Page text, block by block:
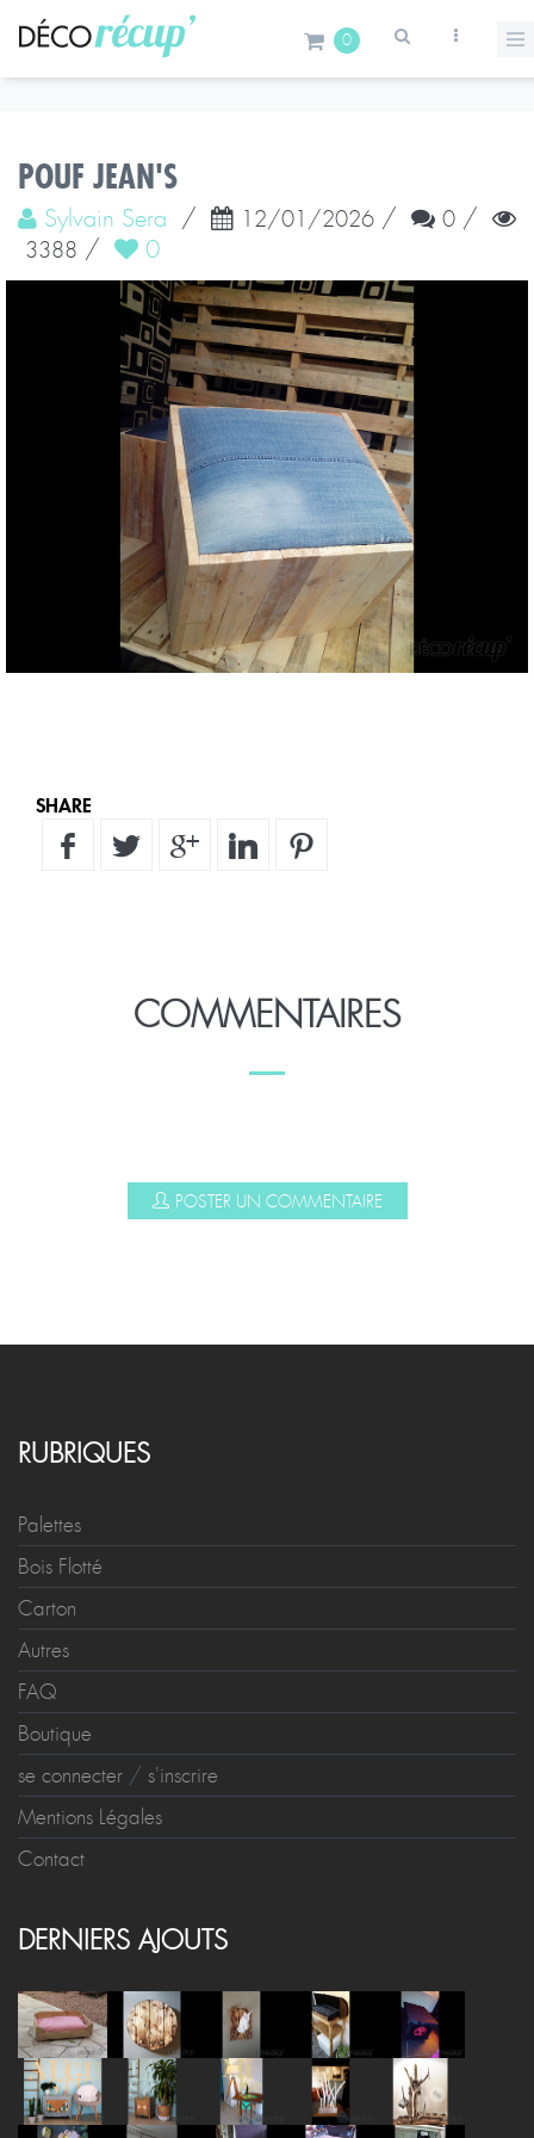
0
POUF JEAN'S
Sylvain Sera / 12/01/2026 / 0 /
3388 / 0
SHARE
COMMENTAIRES
POSTER UN COMMENTAIRE
RUBRIQUES
Palettes
Bois Flotté
Carton
Autres
FAQ
Boutique
se connecter / s'inscrire
Mentions Légales
Contact
DERNIERS AJOUTS